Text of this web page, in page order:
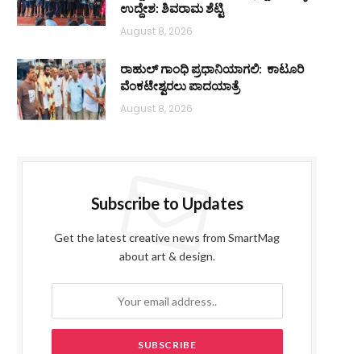
ಉದ್ದೇಶ: ಶಿವರಾಮ ಶೆಟ್ಟಿ
August 8, 2026
ರಾಹುಲ್ ಗಾಂಧಿ ಪ್ರಧಾನಿಯಾಗಲಿ: ಕಾಟೂರಿ
ವೆಂಕಟೇಶ್ವರಲು ಪಾದಯಾತ್ರೆ
August 8, 2026
Subscribe to Updates
Get the latest creative news from SmartMag
about art & design.